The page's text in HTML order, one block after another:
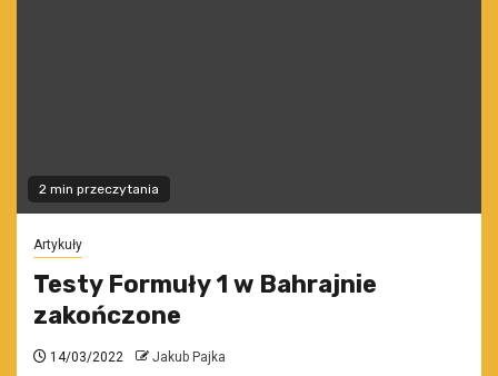
2 min przeczytania
Artykuły
Testy Formuły 1 w Bahrajnie
zakończone
14/03/2022 Jakub Pajka